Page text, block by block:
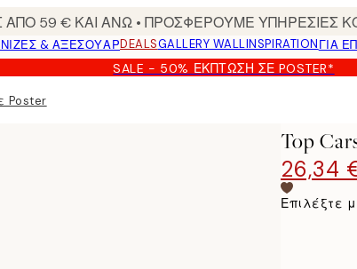
59 € ΚΑΙ ΑΝΩ • ΠΡΟΣΦΕΡΟΥΜΕ ΥΠΗΡΕΣΙΕΣ
& ΑΞΕΣΟΥΆΡDEALSGALLERY WALLINSPIRATIONΓΙΑ
SALE - 50% ΈΚΠΤΩΣΗ ΣΕ POSTER*
Poster
Top
26,34
Επιλέξτε